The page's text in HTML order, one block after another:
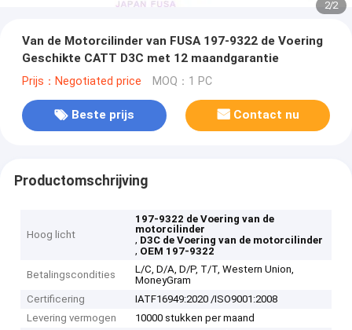
2/2
Van de Motorcilinder van FUSA 197-9322 de Voering
Geschikte CATT D3C met 12 maandgarantie
Prijs：Negotiated price MOQ：1 PC
Beste prijs Contact nu
Productomschrijving
Hoog licht
197-9322 de Voering van de
motorcilinder
, D3C de Voering van de motorcilinder
, OEM 197-9322
Betalingscondities
L/C, D/A, D/P, T/T, Western Union,
MoneyGram
Certificering
IATF16949:2020 /ISO9001:2008
Levering vermogen
10000 stukken per maand